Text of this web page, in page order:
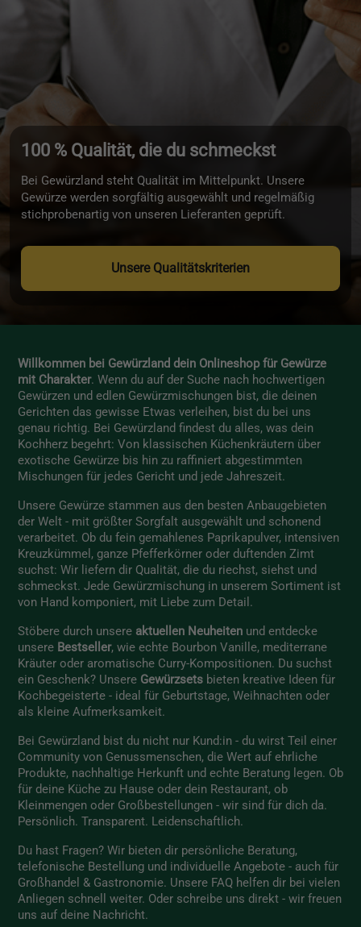
100 % Qualität, die du schmeckst
Bei Gewürzland steht Qualität im Mittelpunkt. Unsere
Gewürze werden sorgfältig ausgewählt und regelmäßig
stichprobenartig von unseren Lieferanten geprüft.
Unsere Qualitätskriterien
Willkommen bei Gewürzland dein Onlineshop für Gewürze
mit Charakter. Wenn du auf der Suche nach hochwertigen
Gewürzen und edlen Gewürzmischungen bist, die deinen
Gerichten das gewisse Etwas verleihen, bist du bei uns
genau richtig. Bei Gewürzland findest du alles, was dein
Kochherz begehrt: Von klassischen Küchenkräutern über
exotische Gewürze bis hin zu raffiniert abgestimmten
Mischungen für jedes Gericht und jede Jahreszeit.
Unsere Gewürze stammen aus den besten Anbaugebieten
der Welt - mit größter Sorgfalt ausgewählt und schonend
verarbeitet. Ob du fein gemahlenes Paprikapulver, intensiven
Kreuzkümmel, ganze Pfefferkörner oder duftenden Zimt
suchst: Wir liefern dir Qualität, die du riechst, siehst und
schmeckst. Jede Gewürzmischung in unserem Sortiment ist
von Hand komponiert, mit Liebe zum Detail.
Stöbere durch unsere aktuellen Neuheiten und entdecke
unsere Bestseller, wie echte Bourbon Vanille, mediterrane
Kräuter oder aromatische Curry-Kompositionen. Du suchst
ein Geschenk? Unsere Gewürzsets bieten kreative Ideen für
Kochbegeisterte - ideal für Geburtstage, Weihnachten oder
als kleine Aufmerksamkeit.
Bei Gewürzland bist du nicht nur Kund:in - du wirst Teil einer
Community von Genussmenschen, die Wert auf ehrliche
Produkte, nachhaltige Herkunft und echte Beratung legen. Ob
für deine Küche zu Hause oder dein Restaurant, ob
Kleinmengen oder Großbestellungen - wir sind für dich da.
Persönlich. Transparent. Leidenschaftlich.
Du hast Fragen? Wir bieten dir persönliche Beratung,
telefonische Bestellung und individuelle Angebote - auch für
Großhandel & Gastronomie. Unsere FAQ helfen dir bei vielen
Anliegen schnell weiter. Oder schreibe uns direkt - wir freuen
uns auf deine Nachricht.